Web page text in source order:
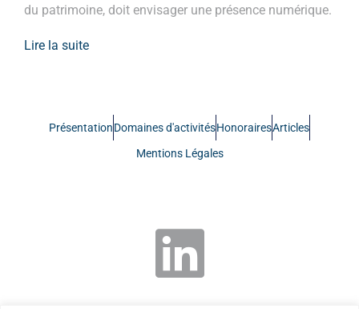
du patrimoine, doit envisager une présence numérique.
Lire la suite
PrésentationDomaines d'activitésHonorairesArticles
Mentions Légales